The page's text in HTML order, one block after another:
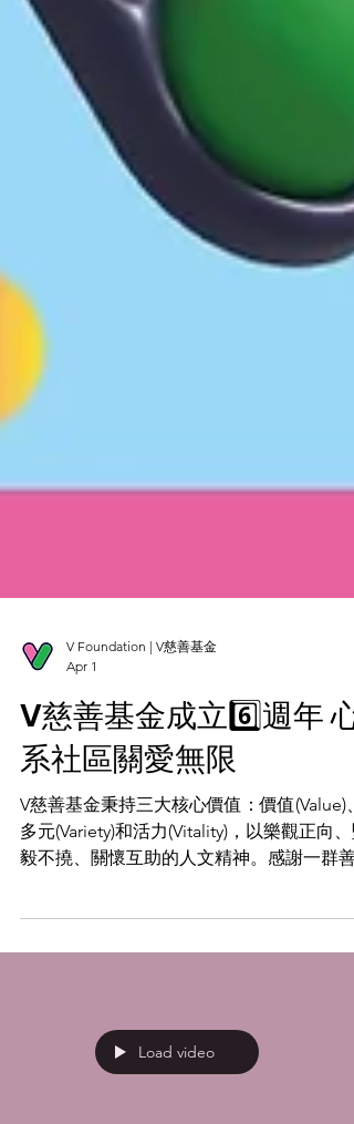
V Foundation | V慈善基金
Apr 1
V慈善基金成立6️⃣週年 心
系社區關愛無限
V慈善基金秉持三大核心價值：價值(Value)、
忘初衷，將繼續擴展活動和服務，回饋社會
促進共融。致力結合V慈善基金5大核心項目